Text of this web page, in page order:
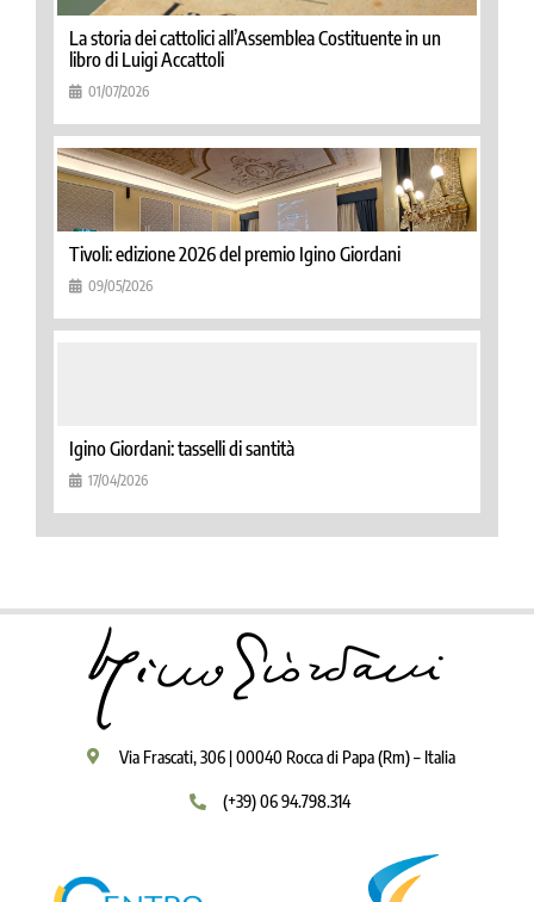
La storia dei cattolici all’Assemblea Costituente in un
libro di Luigi Accattoli
01/07/2026
Tivoli: edizione 2026 del premio Igino Giordani
09/05/2026
Igino Giordani: tasselli di santità
17/04/2026
Via Frascati, 306 | 00040 Rocca di Papa (Rm) – Italia
(+39) 06 94.798.314